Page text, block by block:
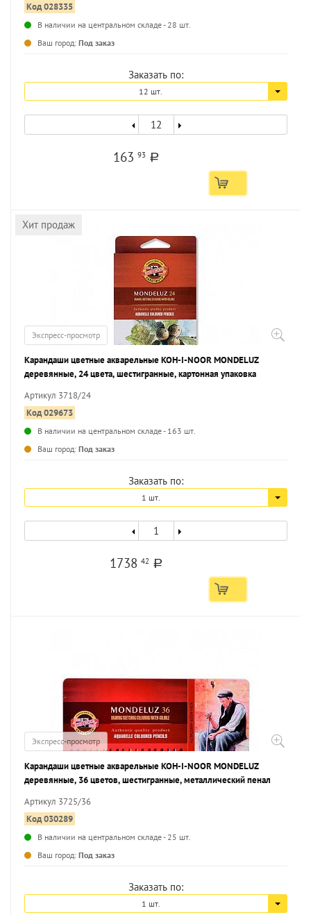
Код 028335
В наличии на центральном складе - 28 шт.
Ваш город: Под заказ
Заказать по:
12 шт.
16393 a
Хит продаж
Экспресс-просмотр
Карандаши цветные акварельные KOH-I-NOOR MONDELUZ
деревянные, 24 цвета, шестигранные, картонная упаковка
Артикул 3718/24
Код 029673
В наличии на центральном складе - 163 шт.
Ваш город: Под заказ
Заказать по:
1 шт.
173842 a
Экспресс-просмотр
Карандаши цветные акварельные KOH-I-NOOR MONDELUZ
деревянные, 36 цветов, шестигранные, металлический пенал
Артикул 3725/36
Код 030289
В наличии на центральном складе - 25 шт.
Ваш город: Под заказ
Заказать по:
1 шт.